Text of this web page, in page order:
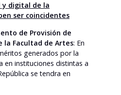
y digital de la
ser coincidentes
de Provisión de
la Facultad de Artes: En
generados por la
en instituciones distintas a
se tendra en